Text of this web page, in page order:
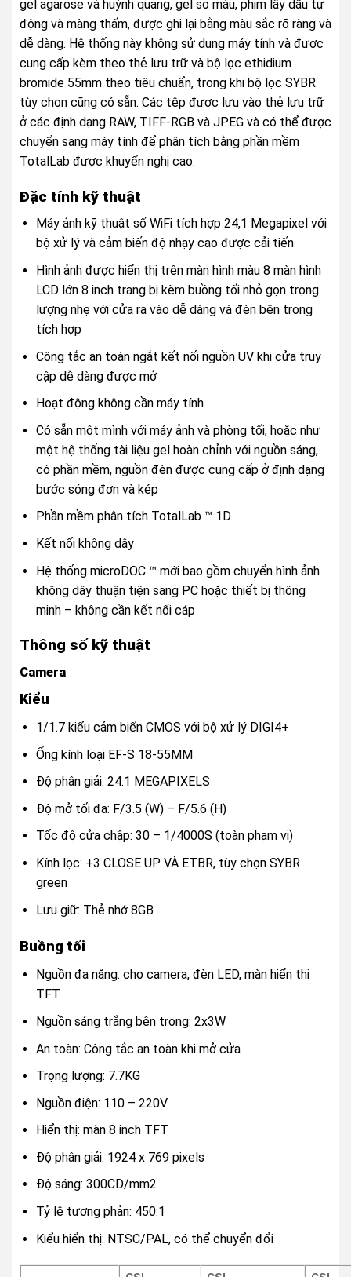
gel agarose và huỳnh quang, gel so màu, phim lấy dấu tự
động và màng thấm, được ghi lại bằng màu sắc rõ ràng và
dễ dàng. Hệ thống này không sử dụng máy tính và được
cung cấp kèm theo thẻ lưu trữ và bộ lọc ethidium
bromide 55mm theo tiêu chuẩn, trong khi bộ lọc SYBR
tùy chọn cũng có sẵn. Các tệp được lưu vào thẻ lưu trữ
ở các định dạng RAW, TIFF-RGB và JPEG và có thể được
chuyển sang máy tính để phân tích bằng phần mềm
TotalLab được khuyến nghị cao.
Đặc tính kỹ thuật
Máy ảnh kỹ thuật số WiFi tích hợp 24,1 Megapixel với
bộ xử lý và cảm biến độ nhạy cao được cải tiến
Hình ảnh được hiển thị trên màn hình màu 8 màn hình
LCD lớn 8 inch trang bị kèm buồng tối nhỏ gọn trọng
lượng nhẹ với cửa ra vào dễ dàng và đèn bên trong
tích hợp
Công tắc an toàn ngắt kết nối nguồn UV khi cửa truy
cập dễ dàng được mở
Hoạt động không cần máy tính
Có sẵn một mình với máy ảnh và phòng tối, hoặc như
một hệ thống tài liệu gel hoàn chỉnh với nguồn sáng,
có phần mềm, nguồn đèn được cung cấp ở định dạng
bước sóng đơn và kép
Phần mềm phân tích TotalLab ™ 1D
Kết nối không dây
Hệ thống microDOC ™ mới bao gồm chuyển hình ảnh
không dây thuận tiện sang PC hoặc thiết bị thông
minh – không cần kết nối cáp
Thông số kỹ thuật
Camera
Kiểu
1/1.7 kiểu cảm biến CMOS với bộ xử lý DIGI4+
Ống kính loại EF-S 18-55MM
Độ phân giải: 24.1 MEGAPIXELS
Độ mở tối đa: F/3.5 (W) – F/5.6 (H)
Tốc độ cửa chập: 30 – 1/4000S (toàn phạm vi)
Kính lọc: +3 CLOSE UP VÀ ETBR, tùy chọn SYBR
green
Lưu giữ: Thẻ nhớ 8GB
Buồng tối
Nguồn đa năng: cho camera, đèn LED, màn hiển thị
TFT
Nguồn sáng trắng bên trong: 2x3W
An toàn: Công tắc an toàn khi mở cửa
Trọng lượng: 7.7KG
Nguồn điện: 110 – 220V
Hiển thị: màn 8 inch TFT
Độ phân giải: 1924 x 769 pixels
Độ sáng: 300CD/mm2
Tỷ lệ tương phản: 450:1
Kiểu hiển thị: NTSC/PAL, có thể chuyển đổi